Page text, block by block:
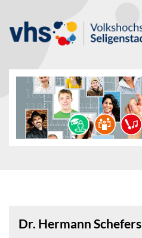
Dr. Hermann Schefers